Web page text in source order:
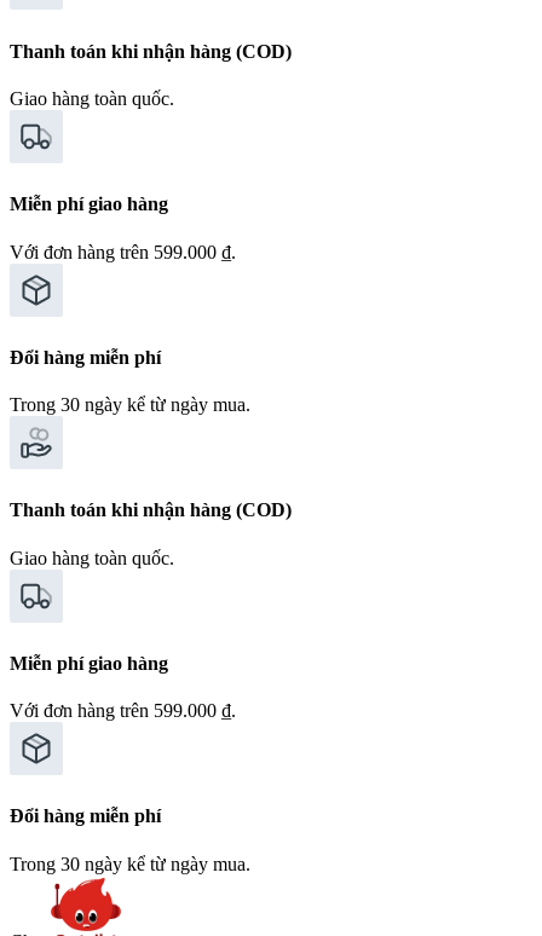
Thanh toán khi nhận hàng (COD)
Giao hàng toàn quốc.
Miễn phí giao hàng
Với đơn hàng trên 599.000 ₫.
Đổi hàng miễn phí
Trong 30 ngày kể từ ngày mua.
Thanh toán khi nhận hàng (COD)
Giao hàng toàn quốc.
Miễn phí giao hàng
Với đơn hàng trên 599.000 ₫.
Đổi hàng miễn phí
Trong 30 ngày kể từ ngày mua.